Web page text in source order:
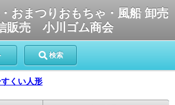
おまつりおもちゃ・風船 卸売
販売 小川ゴム商会
検索
くい人形